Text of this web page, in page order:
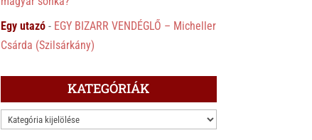
Egy utazó - EGY BIZARR VENDÉGLŐ – Micheller
Csárda (Szilsárkány)
KATEGÓRIÁK
KATEGÓRIÁK